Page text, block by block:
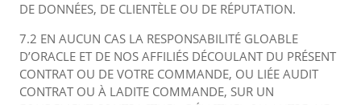
DE DONNÉES, DE CLIENTÈLE OU DE RÉPUTATION.
7.2 EN AUCUN CAS LA RESPONSABILITÉ GLOABLE
D’ORACLE ET DE NOS AFFILIÉS DÉCOULANT DU PRÉSENT
CONTRAT OU DE VOTRE COMMANDE, OU LIÉE AUDIT
CONTRAT OU À LADITE COMMANDE, SUR UN